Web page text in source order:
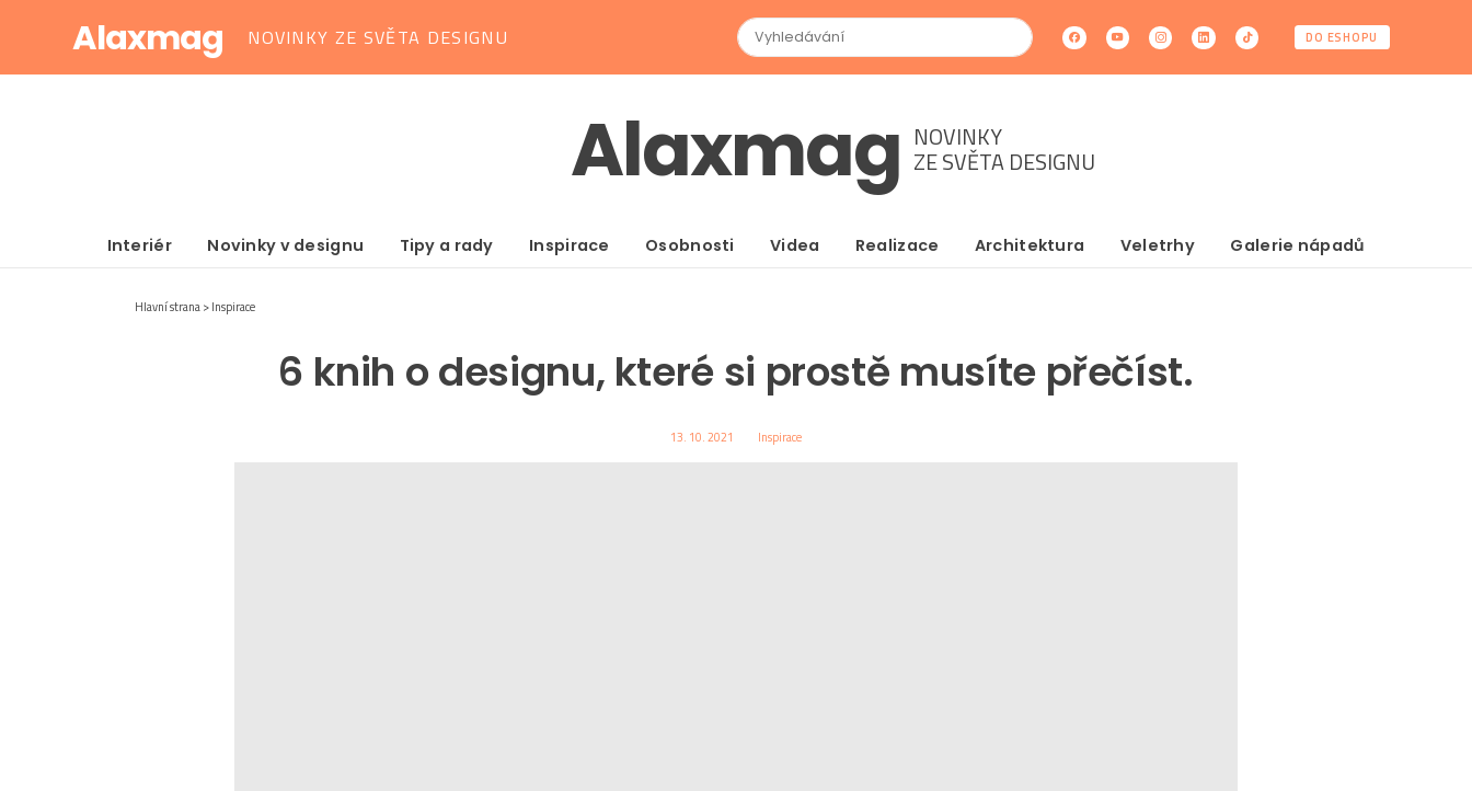
Alaxmag NOVINKY ZE SVĚTA DESIGNU DO ESHOPU
Alaxmag NOVINKY
ZE SVĚTA DESIGNU
Interiér Novinky v designu Tipy a rady Inspirace Osobnosti Videa Realizace Architektura Veletrhy Galerie nápadů
Hlavní strana Inspirace
6 knih o designu, které si prostě musíte přečíst.
13. 10. 2021 Inspirace